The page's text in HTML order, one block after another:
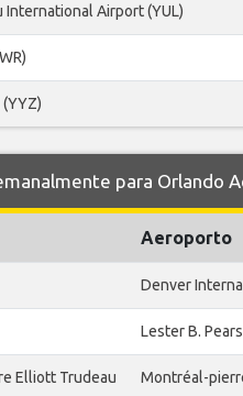
Airport (YUL)
para Orlando
Aeroporto
Denver
Lester B.
Elliott Trudeau Montréal-